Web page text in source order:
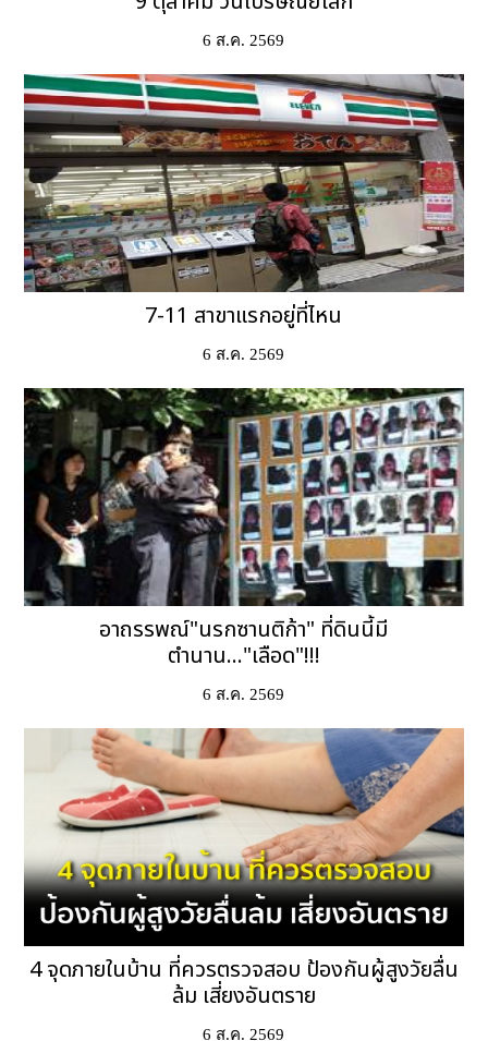
6 ส.ค. 2569
7-11 สาขาแรกอยู่ที่ไหน
6 ส.ค. 2569
อาถรรพณ์"นรกซานติก้า" ที่ดินนี้มี
ตำนาน..."เลือด"!!!
6 ส.ค. 2569
4 จุดภายในบ้าน ที่ควรตรวจสอบ ป้องกันผู้สูงวัยลื่น
ล้ม เสี่ยงอันตราย
6 ส.ค. 2569